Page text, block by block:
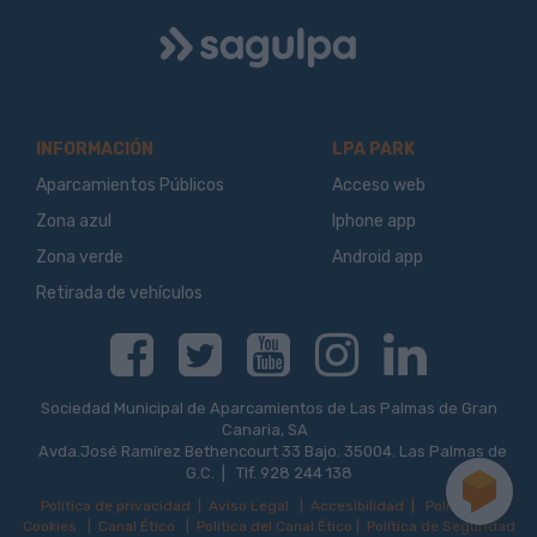
Logo
Sagulpa
INFORMACIÓN
Aparcamientos Públicos
Zona azul
Zona verde
Retirada de vehículos
LPA PARK
Acceso web
Iphone app
Android app
Facebook Twitter Youtube Instagram Linkedin
Sociedad Municipal de Aparcamientos de Las Palmas de Gran
Canaria, SA
Avda.José Ramírez Bethencourt 33 Bajo. 35004. Las Palmas de
G.C. | Tlf. 928 244 138
Política de privacidad Aviso Legal Accesibilidad
Política de
Cookies
Canal Ético Política del Canal Ético Política de Seguridad